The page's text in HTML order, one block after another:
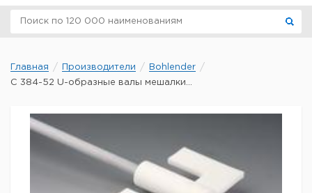
Главная Производители
Bohlender
C 384-52 U-образные валы мешалки...